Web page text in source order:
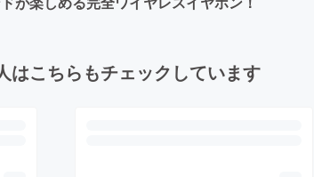
はこちらもチェックしています